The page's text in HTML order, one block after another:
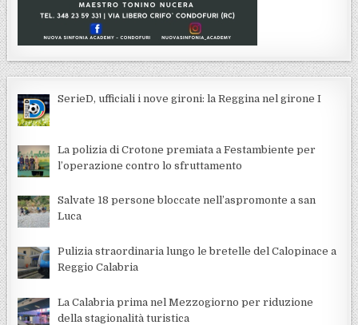
SerieD, ufficiali i nove gironi: la Reggina nel girone I
La polizia di Crotone premiata a Festambiente per
l’operazione contro lo sfruttamento
Salvate 18 persone bloccate nell’aspromonte a san
Luca
Pulizia straordinaria lungo le bretelle del Calopinace a
Reggio Calabria
La Calabria prima nel Mezzogiorno per riduzione
della stagionalità turistica